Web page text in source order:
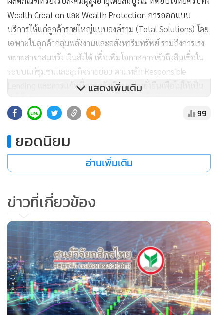
รัฐและการใช้จ่ายงบประมาณ ทั้งงบประจำและงบลงทุนต้อง
ล่าช้าออกไป ทิศทางเศรษฐกิจโลกที่เปราะบาง ความขัดแย้งทาง
ภูมิรัฐศาสตร์ที่ยืดเยื้อ ตลอดจนการปรับเพิ่มของดอกเบี้ยอย่างเร็ว
แรงในตลาดโลกที่อาจก่อให้เกิด Unintended Consequences
เป็นความเสี่ยงที่ต้องจับตาอย่างใกล้ชิด ในขณะที่ราคาสินค้าและ
บริการที่ปรับตัวสูงขึ้นยังเป็นแรงกดดันต่อค่าครองชีพและความ
สามารถในการชำระหนี้ของครัวเรือนไทย ในภาวะที่หนี้ครัวเรือน
โดยรวมอยู่ในระดับที่สูงเช่นในปัจจุบัน
“อย่างไรก็ดี กลุ่มทิสโก้ยังคงเดินหน้าสร้างโอกาสการเติบโตใน
ธุรกิจที่เชี่ยวชาญตามพันธกิจที่มุ่งเน้นการเติบโตด้วยความมั่นคง
“Professional” สิ่งที่เรามีความเชี่ยวชาญ และ “Social” เป็นสิ่ง
ที่ตอบโจทย์สังคมได้ โดยมีตลาดหรือลูกค้ากลุ่มเป้าหมายชัดเจน
เหมาะสมกับภาวะเศรษฐกิจ และทันกระแสการเปลี่ยนแปลงของ
โลก รวมถึงร่วมเป็นส่วนหนึ่งในการแก้ปัญหาหนี้ภาคครัว
เรือนไทย ด้วยการเข้าไปช่วยคนไทยวางแผนทางการเงินอย่าง
จริงจังในทุกกลุ่มเป้าหมาย โดยสร้างจุดร่วมของผลิตภัณฑ์และ
บริการที่หลากหลายมาดูแลลูกค้า ครอบคลุมทั้งการออกแบบ
ผลิตภัณฑ์ที่รองรับสังคมผู้สูงอายุโดยสมบูรณ์ ที่ตอบโจทย์ครบทั้ง
Wealth Creation และ Wealth Protection การออกแบบ
แสดงเพิ่มเติม
99
ยอดนิยม
อ่านเพิ่มเติม
ข่าวที่เกี่ยวข้อง